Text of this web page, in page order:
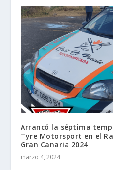
Arrancó la séptima
Tyre Motorsport en el
Gran Canaria 2024
marzo 4, 2024